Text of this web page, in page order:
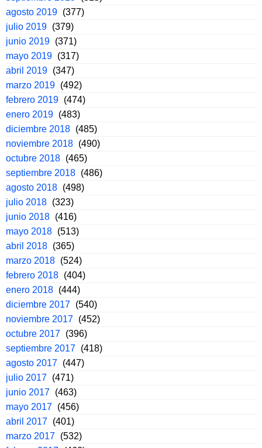
agosto 2019 (377)
julio 2019 (379)
junio 2019 (371)
mayo 2019 (317)
abril 2019 (347)
marzo 2019 (492)
febrero 2019 (474)
enero 2019 (483)
diciembre 2018 (485)
noviembre 2018 (490)
octubre 2018 (465)
septiembre 2018 (486)
agosto 2018 (498)
julio 2018 (323)
junio 2018 (416)
mayo 2018 (513)
abril 2018 (365)
marzo 2018 (524)
febrero 2018 (404)
enero 2018 (444)
diciembre 2017 (540)
noviembre 2017 (452)
octubre 2017 (396)
septiembre 2017 (418)
agosto 2017 (447)
julio 2017 (471)
junio 2017 (463)
mayo 2017 (456)
abril 2017 (401)
marzo 2017 (532)